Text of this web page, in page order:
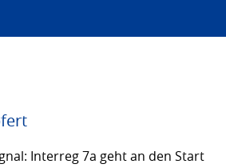
Interreg 7a geht an den Start